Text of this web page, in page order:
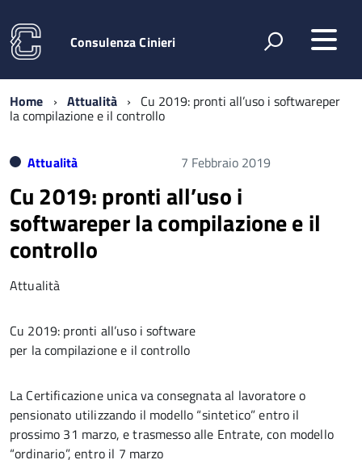
Consulenza Cinieri
Home Attualità Cu 2019: pronti all’uso i softwareper
la compilazione e il controllo
Attualità 7 Febbraio 2019
Cu 2019: pronti all’uso i
softwareper la compilazione e il
controllo
Attualità
Cu 2019: pronti all’uso i software
per la compilazione e il controllo
La Certificazione unica va consegnata al lavoratore o
pensionato utilizzando il modello “sintetico” entro il
prossimo 31 marzo, e trasmesso alle Entrate, con modello
“ordinario”, entro il 7 marzo